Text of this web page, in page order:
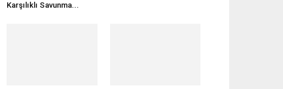
Karşılıklı Savunma...